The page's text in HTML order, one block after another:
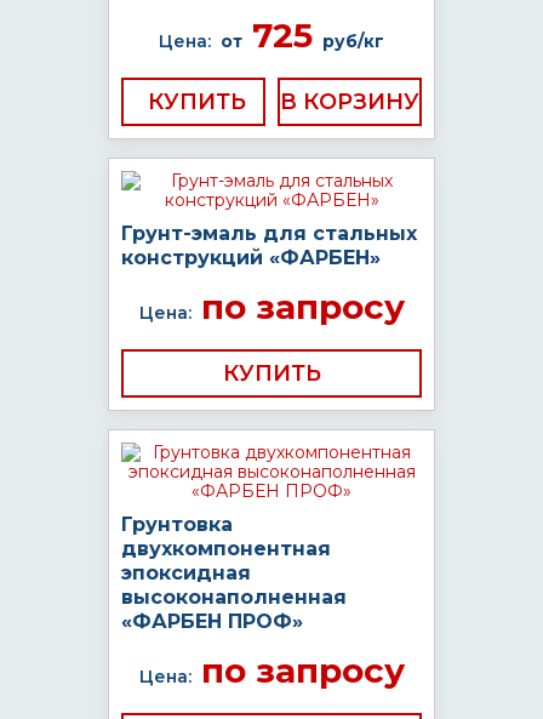
Цена: от 725 руб/кг
КУПИТЬ
Грунт-эмаль для стальных
конструкций «ФАРБЕН»
Цена:по запросу
КУПИТЬ
Грунтовка
двухкомпонентная
эпоксидная
высоконаполненная
«ФАРБЕН ПРОФ»
Цена:по запросу